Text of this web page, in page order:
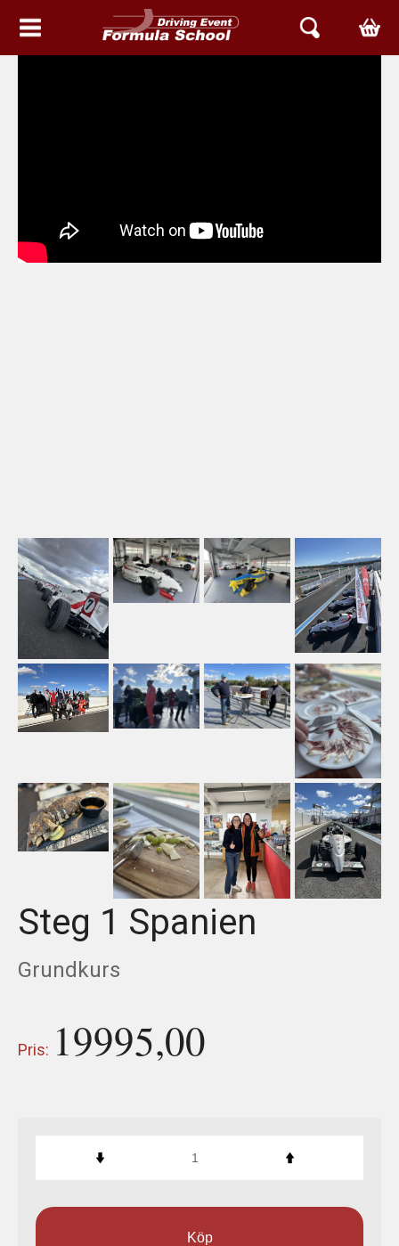
RACETAXI EVENT
ARIEL SVERIGE
ATOM
NOMAD
ACE
HISTORY
USED CARS & BIKES
AGILE SVERIGE
MERCHANDISE
Steg 1 Spanien
Grundkurs
Pris: 19995,00
Köp